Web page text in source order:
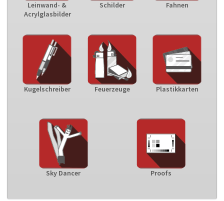
Leinwand- &
Acrylglasbilder
Schilder Fahnen
Kugelschreiber Feuerzeuge Plastikkarten
Sky Dancer Proofs